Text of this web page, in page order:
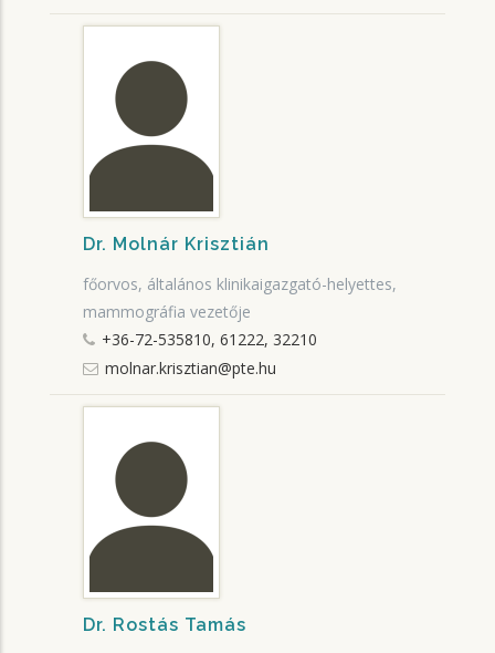
Dr. Molnár Krisztián
főorvos, általános klinikaigazgató-helyettes,
mammográfia vezetője
+36-72-535810, 61222, 32210
molnar.krisztian@pte.hu
Dr. Rostás Tamás